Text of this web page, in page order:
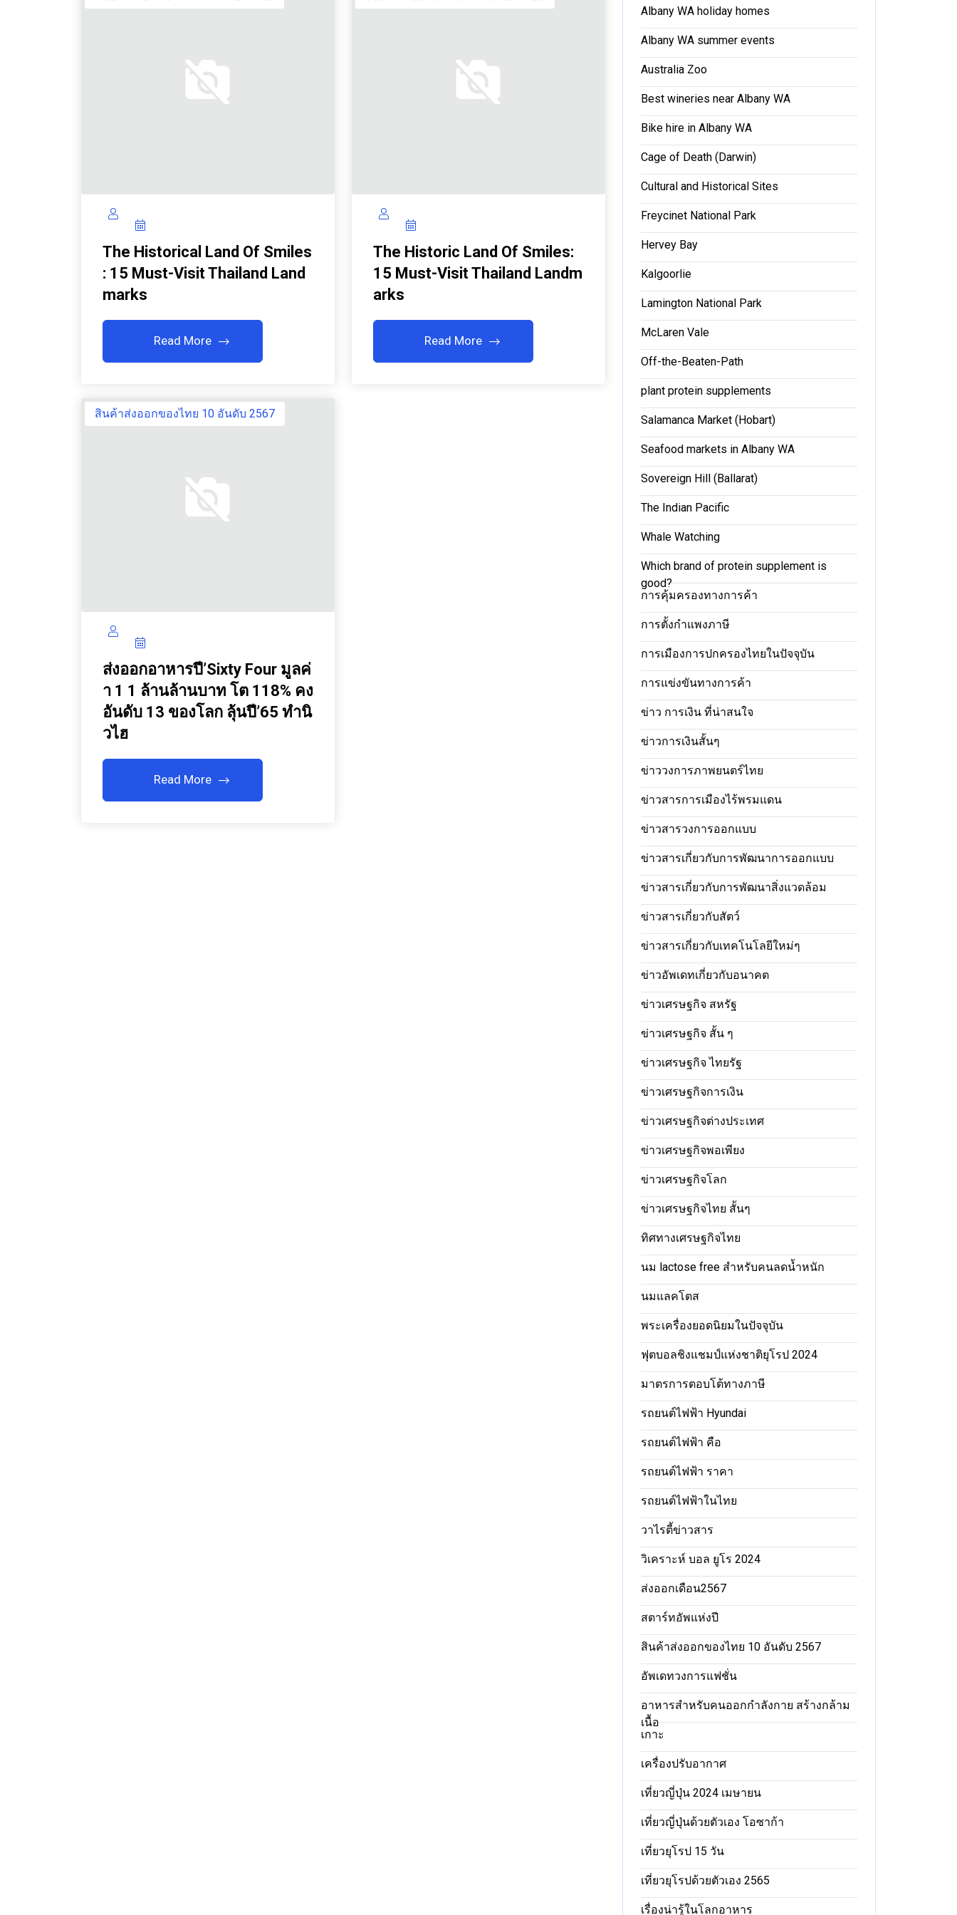
The Historical Land Of Smiles
: 15 Must-Visit Thailand Land
Marks
Read More
The Historic Land Of Smiles:
15 Must-Visit Thailand Landm
Arks
Read More
สินค้าส่งออกของไทย 10 อันดับ 2567
ส่งออกอาหารปี’Sixty Four มูลค่
า 1 1 ล้านล้านบาท โต 118% คง
อันดับ 13 ของโลก ลุ้นปี’65 ทำนิ
วไฮ
Read More
Albany WA holiday homes
Albany WA summer events
Australia Zoo
Best wineries near Albany WA
Bike hire in Albany WA
Cage of Death (Darwin)
Cultural and Historical Sites
Freycinet National Park
Hervey Bay
Kalgoorlie
Lamington National Park
McLaren Vale
Off-the-Beaten-Path
plant protein supplements
Salamanca Market (Hobart)
Seafood markets in Albany WA
Sovereign Hill (Ballarat)
The Indian Pacific
Whale Watching
Which brand of protein supplement is
good?
การคุ้มครองทางการค้า
การตั้งกำแพงภาษี
การเมืองการปกครองไทยในปัจจุบัน
การแข่งขันทางการค้า
ข่าว การเงิน ที่น่าสนใจ
ข่าวการเงินสั้นๆ
ข่าววงการภาพยนตร์ไทย
ข่าวสารการเมืองไร้พรมแดน
ข่าวสารวงการออกแบบ
ข่าวสารเกี่ยวกับการพัฒนาการออกแบบ
ข่าวสารเกี่ยวกับการพัฒนาสิ่งแวดล้อม
ข่าวสารเกี่ยวกับสัตว์
ข่าวสารเกี่ยวกับเทคโนโลยีใหม่ๆ
ข่าวอัพเดทเกี่ยวกับอนาคต
ข่าวเศรษฐกิจ สหรัฐ
ข่าวเศรษฐกิจ สั้น ๆ
ข่าวเศรษฐกิจ ไทยรัฐ
ข่าวเศรษฐกิจการเงิน
ข่าวเศรษฐกิจต่างประเทศ
ข่าวเศรษฐกิจพอเพียง
ข่าวเศรษฐกิจโลก
ข่าวเศรษฐกิจไทย สั้นๆ
ทิศทางเศรษฐกิจไทย
นม lactose free สำหรับคนลดน้ำหนัก
นมแลคโตส
พระเครื่องยอดนิยมในปัจจุบัน
ฟุตบอลชิงแชมป์แห่งชาติยุโรป 2024
มาตรการตอบโต้ทางภาษี
รถยนต์ไฟฟ้า Hyundai
รถยนต์ไฟฟ้า คือ
รถยนต์ไฟฟ้า ราคา
รถยนต์ไฟฟ้าในไทย
วาไรตี้ข่าวสาร
วิเคราะห์ บอล ยูโร 2024
ส่งออกเดือน2567
สตาร์ทอัพแห่งปี
สินค้าส่งออกของไทย 10 อันดับ 2567
อัพเดทวงการแฟชั่น
อาหารสําหรับคนออกกําลังกาย สร้างกล้าม
เนื้อ
เกาะ
เครื่องปรับอากาศ
เที่ยวญี่ปุ่น 2024 เมษายน
เที่ยวญี่ปุ่นด้วยตัวเอง โอซาก้า
เที่ยวยุโรป 15 วัน
เที่ยวยุโรปด้วยตัวเอง 2565
เรื่องน่ารู้ในโลกอาหาร